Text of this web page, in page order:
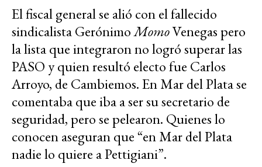
El fiscal general se alió con el fallecido
sindicalista GerónimoMomoVenegas pero
la lista que integraron no logró superar las
PASO y quien resultó electo fue Carlos
Arroyo, de Cambiemos. En Mar del Plata se
comentaba que iba a ser su secretario de
seguridad, pero se pelearon. Quienes lo
conocen aseguran que “en Mar del Plata
nadie lo quiere a Pettigiani”.